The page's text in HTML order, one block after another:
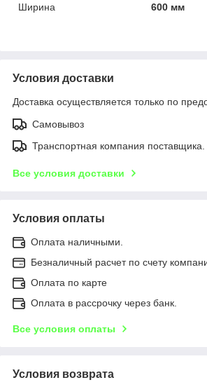
Ширина
600 мм
Условия доставки
Доставка осуществляется только по
Самовывоз
Транспортная компания поставщика.
Все условия доставки
Условия оплаты
Оплата наличными.
Безналичный расчет по счету
Оплата по карте
Оплата в рассрочку через банк.
Все условия оплаты
Условия возврата